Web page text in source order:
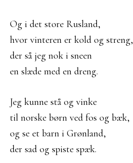
Og i det store Rusland,
hvor vinteren er kold og streng,
der så jeg nok i sneen
en slæde med en dreng.
Jeg kunne stå og vinke
til norske børn ved fos og bæk,
og se et barn i Grønland,
der sad og spiste spæk.